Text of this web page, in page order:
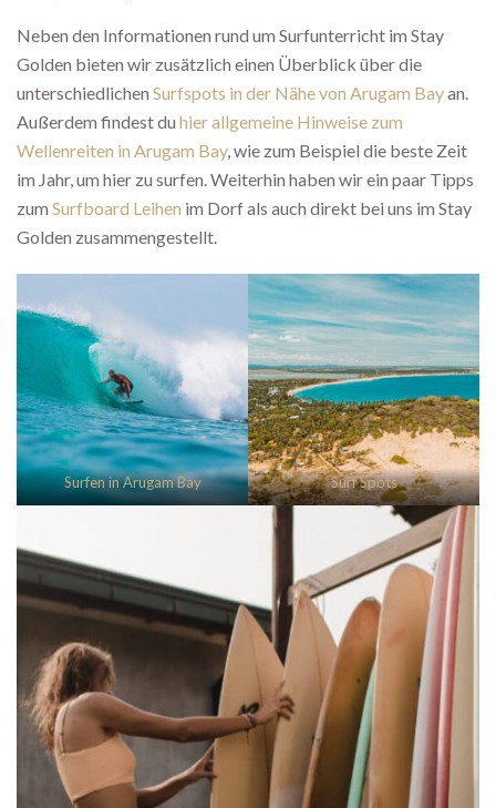
Neben den Informationen rund um Surfunterricht im Stay
Golden bieten wir zusätzlich einen Überblick über die
unterschiedlichen Surfspots in der Nähe von Arugam Bayan.
Außerdem findest du hier allgemeine Hinweise zum
Wellenreiten in Arugam Bay, wie zum Beispiel die beste Zeit
im Jahr, um hier zu surfen. Weiterhin haben wir ein paar Tipps
zum Surfboard Leihen im Dorf als auch direkt bei uns im Stay
Golden zusammengestellt.
Surfen in Arugam Bay Surf Spots